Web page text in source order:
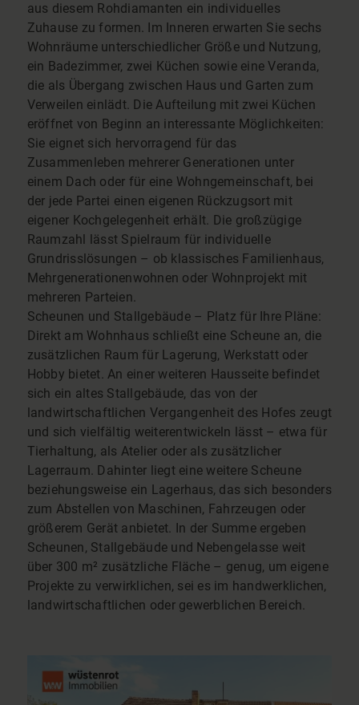
aus diesem Rohdiamanten ein individuelles
Zuhause zu formen. Im Inneren erwarten Sie sechs
Wohnräume unterschiedlicher Größe und Nutzung,
ein Badezimmer, zwei Küchen sowie eine Veranda,
die als Übergang zwischen Haus und Garten zum
Verweilen einlädt. Die Aufteilung mit zwei Küchen
eröffnet von Beginn an interessante Möglichkeiten:
Sie eignet sich hervorragend für das
Zusammenleben mehrerer Generationen unter
einem Dach oder für eine Wohngemeinschaft, bei
der jede Partei einen eigenen Rückzugsort mit
eigener Kochgelegenheit erhält. Die großzügige
Raumzahl lässt Spielraum für individuelle
Grundrisslösungen – ob klassisches Familienhaus,
Mehrgenerationenwohnen oder Wohnprojekt mit
mehreren Parteien.
Scheunen und Stallgebäude – Platz für Ihre Pläne:
Direkt am Wohnhaus schließt eine Scheune an, die
zusätzlichen Raum für Lagerung, Werkstatt oder
Hobby bietet. An einer weiteren Hausseite befindet
sich ein altes Stallgebäude, das von der
landwirtschaftlichen Vergangenheit des Hofes zeugt
und sich vielfältig weiterentwickeln lässt – etwa für
Tierhaltung, als Atelier oder als zusätzlicher
Lagerraum. Dahinter liegt eine weitere Scheune
beziehungsweise ein Lagerhaus, das sich besonders
zum Abstellen von Maschinen, Fahrzeugen oder
größerem Gerät anbietet. In der Summe ergeben
Scheunen, Stallgebäude und Nebengelasse weit
über 300 m² zusätzliche Fläche – genug, um eigene
Projekte zu verwirklichen, sei es im handwerklichen,
landwirtschaftlichen oder gewerblichen Bereich.